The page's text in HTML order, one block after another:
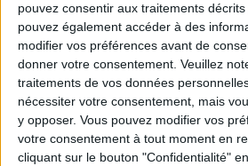
pouvez consentir aux traitements
pouvez également accéder à des
modifier vos préférences avant de
donner votre consentement. Veuillez
traitements de vos données
nécessiter votre consentement, mais
y opposer. Vous pouvez modifier vos
votre consentement à tout moment en
cliquant sur le bouton "Confidentialité"
SPF 50 SUNSCREENS YOU'LL ACTUALLY